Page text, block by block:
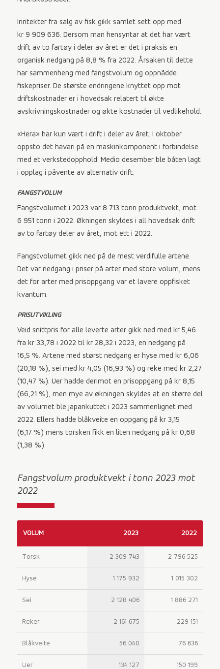
Inntekter fra salg av fisk gikk samlet sett opp med
kr 9 909 636. Dersom man hensyntar at det har vært
drift av to fartøy i deler av året er det i praksis en
organisk nedgang på 8,8 % fra 2022. Årsaken til dette
har sammenheng med fangstvolum og oppnådde
fiskepriser. De største endringene knyttet opp mot
driftskostnader er i hovedsak relatert til økte
avskrivningskostnader og økte kostnader til vedlikehold.
«Hera» har kun vært i drift i deler av året. I oktober
oppsto det havari på en maskinkomponent i forbindelse
med et verkstedopphold. Medio desember ble båten lagt
i opplag i påvente av alternativ drift.
FANGSTVOLUM
Fangstvolumet i 2023 var 8 713 tonn produktvekt, mot
6 951 tonn i 2022. Økningen skyldes i all hovedsak drift
av to fartøy deler av året, mot ett i 2022.
Fangstvolumet gikk ned på de mest verdifulle artene.
Det var nedgang i priser på arter med store volum, mens
det for arter med prisoppgang var et lavere oppfisket
kvantum.
PRISUTVIKLING
Veid snittpris for alle leverte arter gikk ned med kr 5,46
fra kr 33,78 i 2022 til kr 28,32 i 2023, en nedgang på
16,5 %. Artene med størst nedgang er hyse med kr 6,06
(20,18 %), sei med kr 4,05 (16,93 %) og reke med kr 2,27
(10,47 %). Uer hadde derimot en prisoppgang på kr 8,15
(66,21 %), men mye av økningen skyldes at en større del
av volumet ble japankuttet i 2023 sammenlignet med
2022. Ellers hadde blåkveite en oppgang på kr 3,15
(6,17 %) mens torsken fikk en liten nedgang på kr 0,68
(1,38 %).
Fangstvolum produktvekt i tonn 2023 mot
2022
VOLUM 2023 2022
Torsk 2 309 743 2 796 525
Hyse 1 175 932 1 015 302
Sei 2 128 406 1 886 271
Reker 2 161 675 229 151
Blåkveite 56 040 76 636
Uer 134 127 150 199